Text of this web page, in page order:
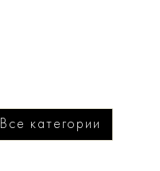
Все категории